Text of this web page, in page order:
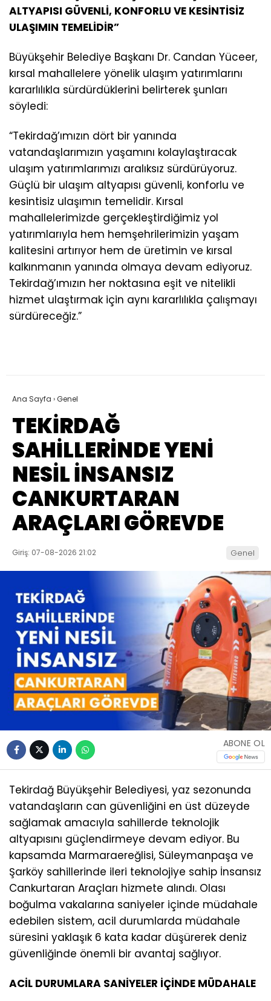
ALTYAPISI GÜVENLİ, KONFORLU VE KESİNTİSİZ
ULAŞIMIN TEMELİDİR”
Büyükşehir Belediye Başkanı Dr. Candan Yüceer,
kırsal mahallelere yönelik ulaşım yatırımlarını
kararlılıkla sürdürdüklerini belirterek şunları
söyledi:
“Tekirdağ’ımızın dört bir yanında
vatandaşlarımızın yaşamını kolaylaştıracak
ulaşım yatırımlarımızı aralıksız sürdürüyoruz.
Güçlü bir ulaşım altyapısı güvenli, konforlu ve
kesintisiz ulaşımın temelidir. Kırsal
mahallelerimizde gerçekleştirdiğimiz yol
yatırımlarıyla hem hemşehrilerimizin yaşam
kalitesini artırıyor hem de üretimin ve kırsal
kalkınmanın yanında olmaya devam ediyoruz.
Tekirdağ’ımızın her noktasına eşit ve nitelikli
hizmet ulaştırmak için aynı kararlılıkla çalışmayı
sürdüreceğiz.”
Ana Sayfa ›Genel
TEKİRDAĞ
SAHİLLERİNDE YENİ
NESİL İNSANSIZ
CANKURTARAN
ARAÇLARI GÖREVDE
Giriş: 07-08-2026 21:02 Genel
ABONE OL
Tekirdağ Büyükşehir Belediyesi, yaz sezonunda
vatandaşların can güvenliğini en üst düzeyde
sağlamak amacıyla sahillerde teknolojik
altyapısını güçlendirmeye devam ediyor. Bu
kapsamda Marmaraereğlisi, Süleymanpaşa ve
Şarköy sahillerinde ileri teknolojiye sahip İnsansız
Cankurtaran Araçları hizmete alındı. Olası
boğulma vakalarına saniyeler içinde müdahale
edebilen sistem, acil durumlarda müdahale
süresini yaklaşık 6 kata kadar düşürerek deniz
güvenliğinde önemli bir avantaj sağlıyor.
ACİL DURUMLARA SANİYELER İÇİNDE MÜDAHALE